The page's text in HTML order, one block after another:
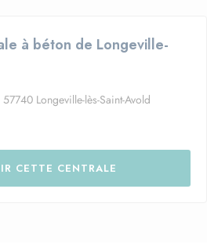
à béton de Longeville-
Longeville-lès-Saint-Avold
CETTE CENTRALE